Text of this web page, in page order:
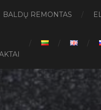
BALDŲ REMONTAS